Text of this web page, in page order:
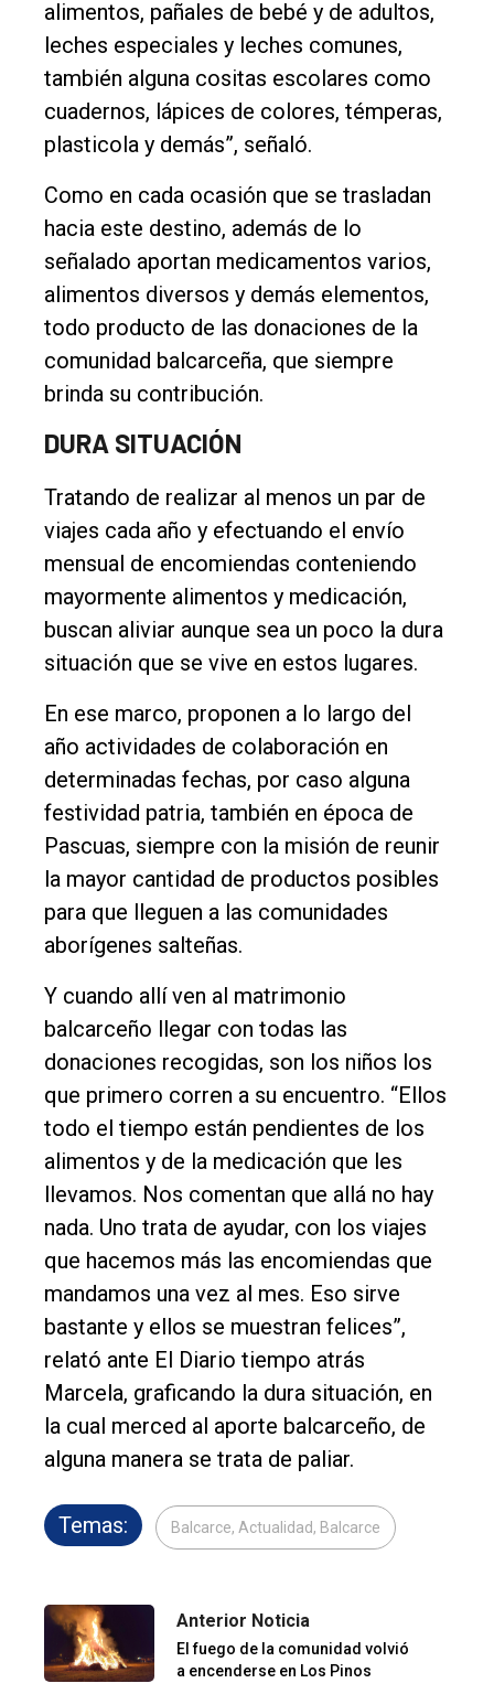
alimentos, pañales de bebé y de adultos,
leches especiales y leches comunes,
también alguna cositas escolares como
cuadernos, lápices de colores, témperas,
plasticola y demás”, señaló.
Como en cada ocasión que se trasladan
hacia este destino, además de lo
señalado aportan medicamentos varios,
alimentos diversos y demás elementos,
todo producto de las donaciones de la
comunidad balcarceña, que siempre
brinda su contribución.
DURA SITUACIÓN
Tratando de realizar al menos un par de
viajes cada año y efectuando el envío
mensual de encomiendas conteniendo
mayormente alimentos y medicación,
buscan aliviar aunque sea un poco la dura
situación que se vive en estos lugares.
En ese marco, proponen a lo largo del
año actividades de colaboración en
determinadas fechas, por caso alguna
festividad patria, también en época de
Pascuas, siempre con la misión de reunir
la mayor cantidad de productos posibles
para que lleguen a las comunidades
aborígenes salteñas.
Y cuando allí ven al matrimonio
balcarceño llegar con todas las
donaciones recogidas, son los niños los
que primero corren a su encuentro. “Ellos
todo el tiempo están pendientes de los
alimentos y de la medicación que les
llevamos. Nos comentan que allá no hay
nada. Uno trata de ayudar, con los viajes
que hacemos más las encomiendas que
mandamos una vez al mes. Eso sirve
bastante y ellos se muestran felices”,
relató ante El Diario tiempo atrás
Marcela, graficando la dura situación, en
la cual merced al aporte balcarceño, de
alguna manera se trata de paliar.
Temas: Balcarce, Actualidad, Balcarce
Anterior Noticia
El fuego de la comunidad volvió
a encenderse en Los Pinos